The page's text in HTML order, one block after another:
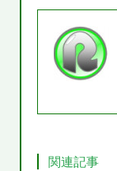
関連記事